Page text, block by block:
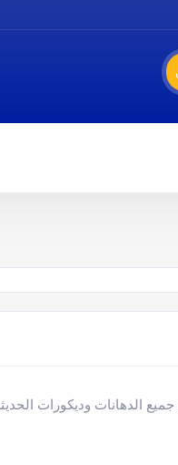
الدهانات وديكورات